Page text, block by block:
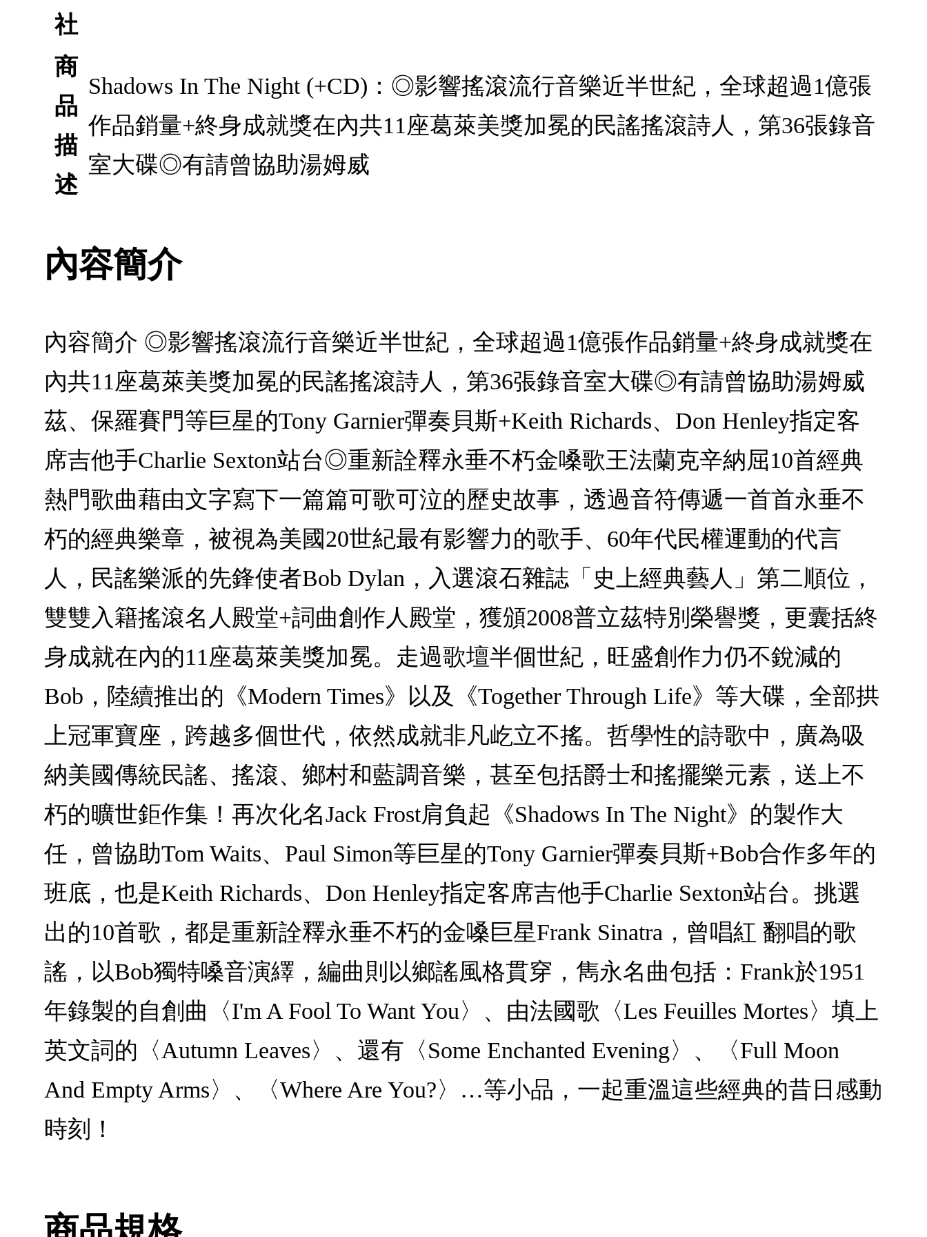
社
商
品
描
述
Shadows In The Night (+CD)：◎影響搖滾流行音樂近半世紀，全球超過1億張
作品銷量+終身成就獎在內共11座葛萊美獎加冕的民謠搖滾詩人，第36張錄音
室大碟◎有請曾協助湯姆威
內容簡介
內容簡介 ◎影響搖滾流行音樂近半世紀，全球超過1億張作品銷量+終身成就獎在
內共11座葛萊美獎加冕的民謠搖滾詩人，第36張錄音室大碟◎有請曾協助湯姆威
茲、保羅賽門等巨星的Tony Garnier彈奏貝斯+Keith Richards、Don Henley指定客
席吉他手Charlie Sexton站台◎重新詮釋永垂不朽金嗓歌王法蘭克辛納屈10首經典
熱門歌曲藉由文字寫下一篇篇可歌可泣的歷史故事，透過音符傳遞一首首永垂不
朽的經典樂章，被視為美國20世紀最有影響力的歌手、60年代民權運動的代言
人，民謠樂派的先鋒使者Bob Dylan，入選滾石雜誌「史上經典藝人」第二順位，
雙雙入籍搖滾名人殿堂+詞曲創作人殿堂，獲頒2008普立茲特別榮譽獎，更囊括終
身成就在內的11座葛萊美獎加冕。走過歌壇半個世紀，旺盛創作力仍不銳減的
Bob，陸續推出的《Modern Times》以及《Together Through Life》等大碟，全部拱
上冠軍寶座，跨越多個世代，依然成就非凡屹立不搖。哲學性的詩歌中，廣為吸
納美國傳統民謠、搖滾、鄉村和藍調音樂，甚至包括爵士和搖擺樂元素，送上不
朽的曠世鉅作集！再次化名Jack Frost肩負起《Shadows In The Night》的製作大
任，曾協助Tom Waits、Paul Simon等巨星的Tony Garnier彈奏貝斯+Bob合作多年的
班底，也是Keith Richards、Don Henley指定客席吉他手Charlie Sexton站台。挑選
出的10首歌，都是重新詮釋永垂不朽的金嗓巨星Frank Sinatra，曾唱紅 翻唱的歌
謠，以Bob獨特嗓音演繹，編曲則以鄉謠風格貫穿，雋永名曲包括：Frank於1951
年錄製的自創曲〈I'm A Fool To Want You〉、由法國歌〈Les Feuilles Mortes〉填上
英文詞的〈Autumn Leaves〉、還有〈Some Enchanted Evening〉、〈Full Moon
And Empty Arms〉、〈Where Are You?〉…等小品，一起重溫這些經典的昔日感動
時刻！